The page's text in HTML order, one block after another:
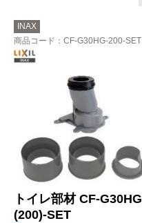
INAX
商品コード ：CF-G30HG-200-SET
トイレ部材 CF-G30HG
(200)-SET